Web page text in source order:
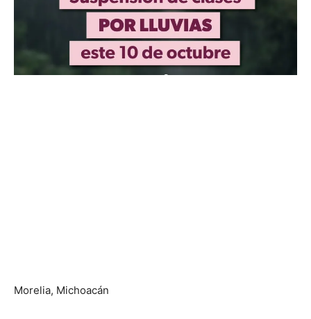
Morelia, Michoacán